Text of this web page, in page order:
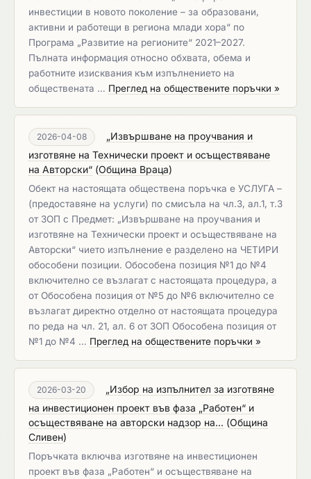
инвестиции в новото поколение – за образовани,
активни и работещи в региона млади хора“ по
Програма „Развитие на регионите“ 2021–2027.
Пълната информация относно обхвата, обема и
работните изисквания към изпълнението на
обществената … Преглед на обществените поръчки »
2026-04-08
„Извършване на проучвания и
изготвяне на Технически проект и осъществяване
на Авторски“ (Община Враца)
Обект на настоящата обществена поръчка е УСЛУГА –
(предоставяне на услуги) по смисъла на чл.3, ал.1, т.3
от ЗОП с Предмет: „Извършване на проучвания и
изготвяне на Технически проект и осъществяване на
Авторски“ чието изпълнение е разделено на ЧЕТИРИ
обособени позиции. Обособена позиция №1 до №4
включително се възлагат с настоящата процедура, а
от Обособена позиция от №5 до №6 включително се
възлагат директно отделно от настоящата процедура
по реда на чл. 21, ал. 6 от ЗОП Обособена позиция от
№1 до №4 … Преглед на обществените поръчки »
2026-03-20
„Избор на изпълнител за изготвяне
на инвестиционен проект във фаза „Работен“ и
осъществяване на авторски надзор на... (Община
Сливен)
Поръчката включва изготвяне на инвестиционен
проект във фаза „Работен“ и осъществяване на